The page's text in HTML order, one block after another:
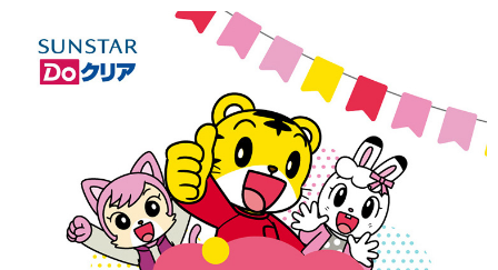
https://netprotections.freshdesk.com/support/home
【注意事項】
１．透過由恩沛科技股份有限公司提供之「AFTEE先享後付」服務完成之交
易，需依本服務之必要範圍內提供個人資料，並將交易相關給付款項請求債
權轉讓予恩沛科技股份有限公司。
２．關於個人資料處理事宜，請瀏覽以下網址：
https://aftee.tw/terms/#terms3
３．未成年的使用者請事先徵得法定代理人或監護人之同意方可使用
「AFTEE先享後付」，若未經同意申辦者引起之損失，本公司不負相關責
４．使用「AFTEE先享後付」時，將依據個別帳號之用戶狀況，依本公司即
時審查核予不同之上限額度；若仍有額度不足之情形，本公司將視審查結果
每筆NT$60，滿NT$590(含以上)免運費
宅配
每筆NT$100，滿NT$590(含以上)免運費
每筆NT$150，滿NT$890(含以上)免運費